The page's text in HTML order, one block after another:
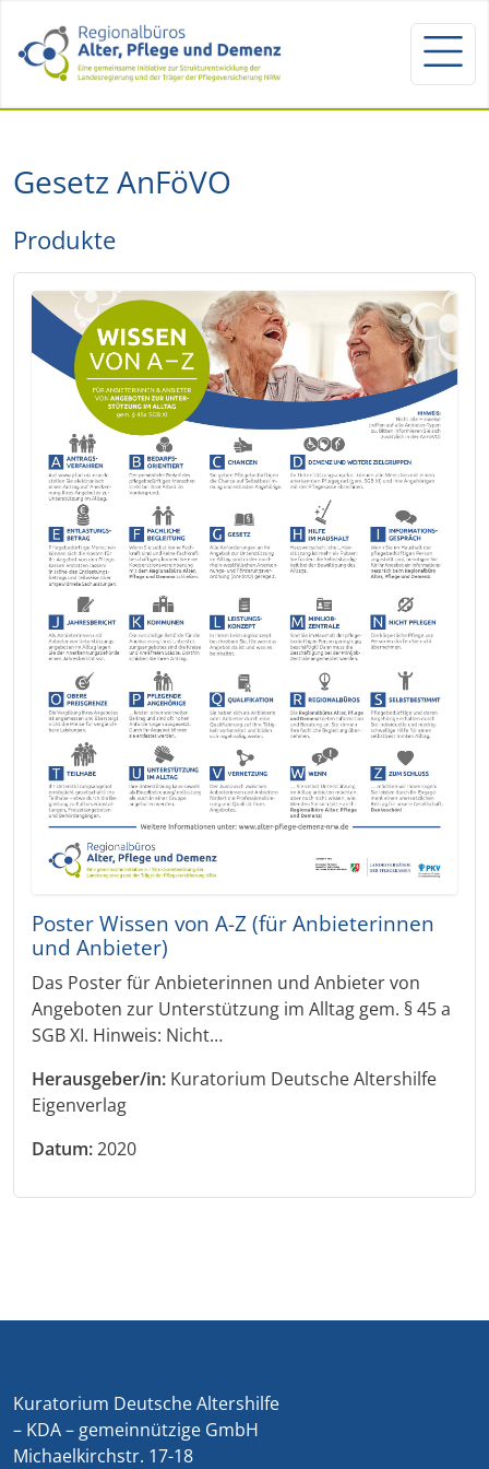
Gesetz AnFöVO
Produkte
Poster Wissen von A-Z (für Anbieterinnen
und Anbieter)
Das Poster für Anbieterinnen und Anbieter von
Angeboten zur Unterstützung im Alltag gem. § 45 a
SGB XI. Hinweis: Nicht…
Herausgeber/in: Kuratorium Deutsche Altershilfe
Eigenverlag
Datum:2020
Kuratorium Deutsche Altershilfe
– KDA – gemeinnützige GmbH
Michaelkirchstr. 17-18